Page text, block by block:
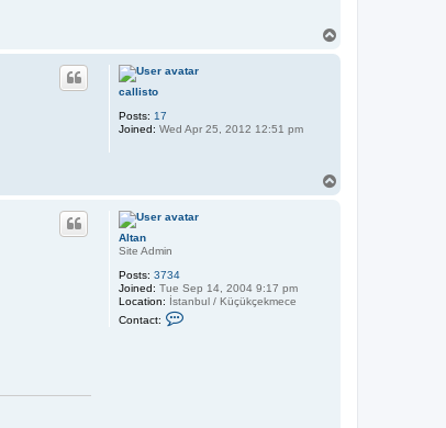
callisto
Posts: 17
Joined: Wed Apr 25, 2012 12:51 pm
Altan
Site Admin
Posts: 3734
Joined: Tue Sep 14, 2004 9:17 pm
Location: İstanbul / Küçükçekmece
Contact: